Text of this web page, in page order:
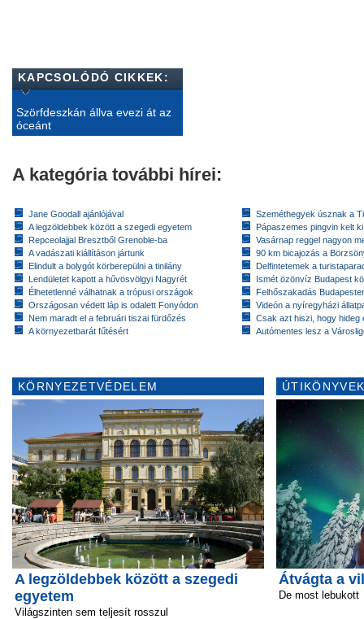
KAPCSOLÓDÓ CIKKEK:
Szörfdeszkán állva evezi át az
óceánt
A kategória további hírei:
Jane Goodall ajánlójával
A legzöldebbek között a szegedi egyetem
Repceolajjal Bresztből Grenoble-ba
A vadászati kiállításon jártunk
Elindult a bolygót körberepülni a tinilány
Lendületet kapott a hűvösvölgyi Nagyrét
Élhetetlenné válhatnak a trópusi országok
Országosan védett láp is odalett Fonyódon
Nem maradt el a februári tiszai fürdőzés
A környezetbarát fűtésért
Szeméthegyek úsznak a
Pápaszemes pingvin kelt
Vasárnap reggel nagyon
90 km bicajozás a
Delfintetemek a
Ismét özönvíz Budapest
Felhőszakadás
Videón a nyíregyházi
Csak azt hiszi, hogy hideg
Autómentes lesz a
KÖRNYEZETVÉDELEM
A legzöldebbek között a szegedi
egyetem
Világszinten sem teljesít rosszul
Átvágta a
De most lebukott